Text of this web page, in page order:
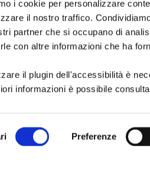
i cookie per personalizzare
il nostro traffico.
partner che si occupano di
con altre informazioni che ha
il plugin dell'accessibilità è
informazioni è possibile
Preferenze
DI CATTOLICA
Cattolica (RN)
/ 0541.966621
Cookie Policy